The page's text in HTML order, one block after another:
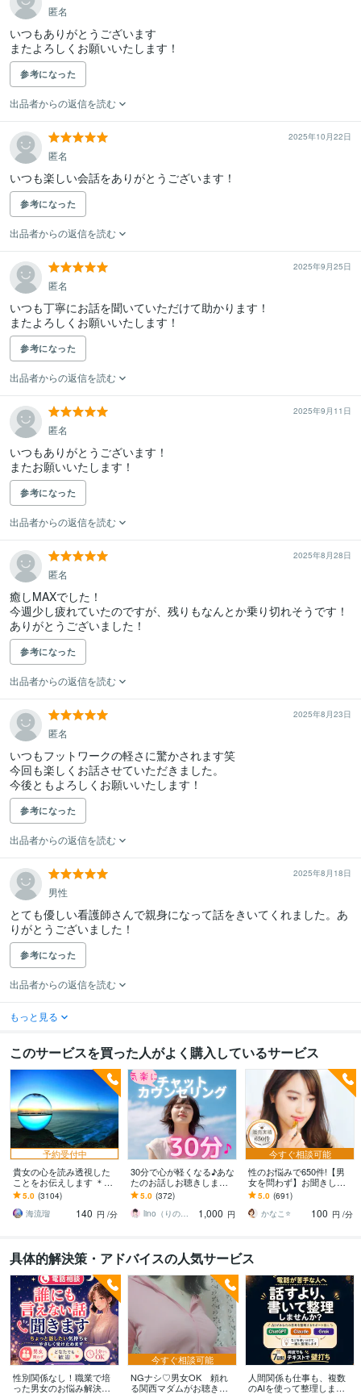
匿名
いつもありがとうございます
またよろしくお願いいたします！
参考になった
出品者からの返信を読む
2025年10月22日
匿名
いつも楽しい会話をありがとうございます！
参考になった
出品者からの返信を読む
2025年9月25日
匿名
いつも丁寧にお話を聞いていただけて助かります！
またよろしくお願いいたします！
参考になった
出品者からの返信を読む
2025年9月11日
匿名
いつもありがとうございます！
またお願いいたします！
参考になった
出品者からの返信を読む
2025年8月28日
匿名
癒しMAXでした！
今週少し疲れていたのですが、残りもなんとか乗り切れそうです！
ありがとうございました！
参考になった
出品者からの返信を読む
2025年8月23日
匿名
いつもフットワークの軽さに驚かされます笑
今回も楽しくお話させていただきました。
今後ともよろしくお願いいたします！
参考になった
出品者からの返信を読む
2025年8月18日
男性
とても優しい看護師さんで親身になって話をきいてくれました。あ
りがとうございました！
参考になった
出品者からの返信を読む
もっと見る
このサービスを買った人がよく購入しているサービス
予約受付中
貴女の心を読み透視した
ことをお伝えします ＊お
相手の心を透視しあなた
にお伝えします
5.0 (3104)
海流瑠
140 円 /分
30分で心が軽くなる♪あな
たのお話しお聴きします
恋愛・家庭・親子・仕
事・HSP・自己肯定感et
c...
5.0 (372)
lino（りの）＠ハートサポーター
1,000 円
今すぐ相談可能
性のお悩みで650件!【男
女を問わず】お聞きしま
す フェチ/秘密/LGBTQ/体
の相性/癒し✨話してスッ
キリ
5.0 (691)
かなこ⭐️
100 円 /分
具体的解決策・アドバイスの人気サービス
性別関係なし！職業で培
った男女のお悩み解決し
今すぐ相談可能
NGナシ♡男女OK 頼れ
る関西マダムがお聴きし
人間関係も仕事も、複数
のAIを使って整理します